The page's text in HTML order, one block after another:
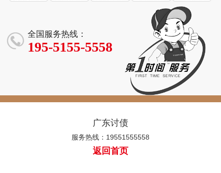
全国服务热线：
195-5155-5558
广东讨债
服务热线：19551555558
返回首页